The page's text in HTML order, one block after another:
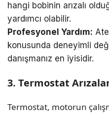
hangi bobinin arızalı
yardımcı olabilir.
Profesyonel Yardım:
konusunda deneyimli
danışmanız en iyisidir.
3. Termostat
Termostat, motorun